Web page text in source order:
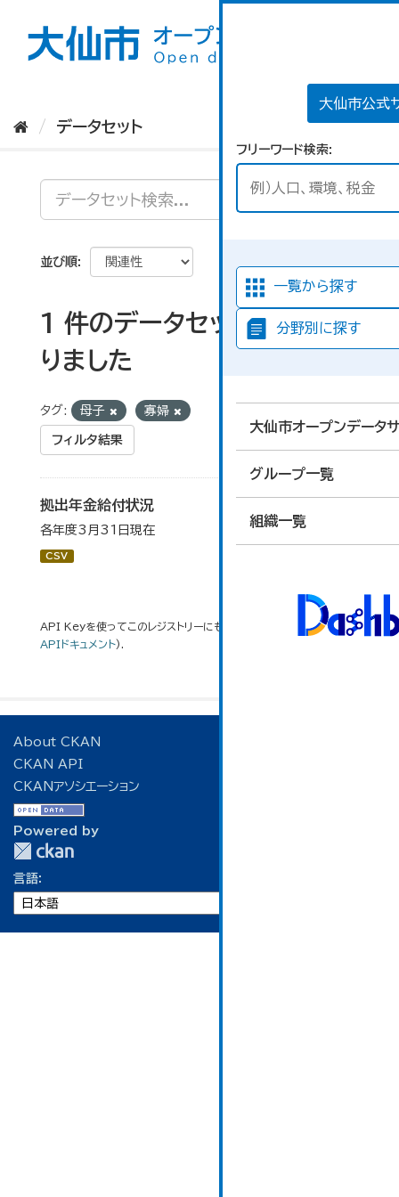
大仙市公式
フリーワード検索
一覧から探す
分野別に探す
大仙市オープンデータ
グループ一覧
組織一覧
データセット
並び順
1 件のデータセットが見つか
りました
タグ: 母子 寡婦
フィルタ結果
拠出年金給付状況
各年度3月31日現在
CSV
API Keyを使ってこのレジストリーにもアクセス可能ですAPI(see
APIドキュメント).
About CKAN
CKAN API
CKANアソシエーション
Powered by
言語